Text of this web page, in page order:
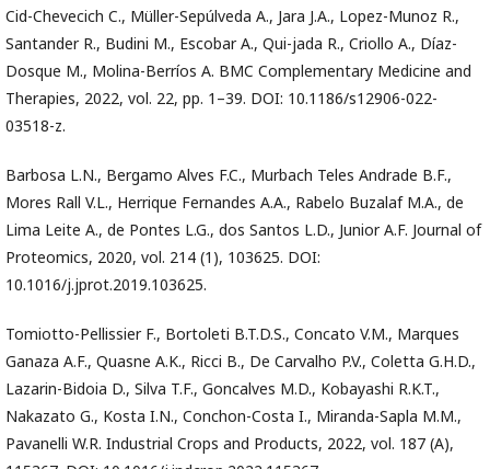
Cid-Chevecich C., Müller-Sepúlveda A., Jara J.A., Lopez-Munoz R.,
Santander R., Budini M., Escobar A., Qui-jada R., Criollo A., Díaz-
Dosque M., Molina-Berríos A. BMC Complementary Medicine and
Therapies, 2022, vol. 22, pp. 1–39. DOI: 10.1186/s12906-022-
03518-z.
Barbosa L.N., Bergamo Alves F.C., Murbach Teles Andrade B.F.,
Mores Rall V.L., Herrique Fernandes A.A., Rabelo Buzalaf M.A., de
Lima Leite A., de Pontes L.G., dos Santos L.D., Junior A.F. Journal of
Proteomics, 2020, vol. 214 (1), 103625. DOI:
10.1016/j.jprot.2019.103625.
Tomiotto-Pellissier F., Bortoleti B.T.D.S., Concato V.M., Marques
Ganaza A.F., Quasne A.K., Ricci B., De Carvalho P.V., Coletta G.H.D.,
Lazarin-Bidoia D., Silva T.F., Goncalves M.D., Kobayashi R.K.T.,
Nakazato G., Kosta I.N., Conchon-Costa I., Miranda-Sapla M.M.,
Pavanelli W.R. Industrial Crops and Products, 2022, vol. 187 (A),